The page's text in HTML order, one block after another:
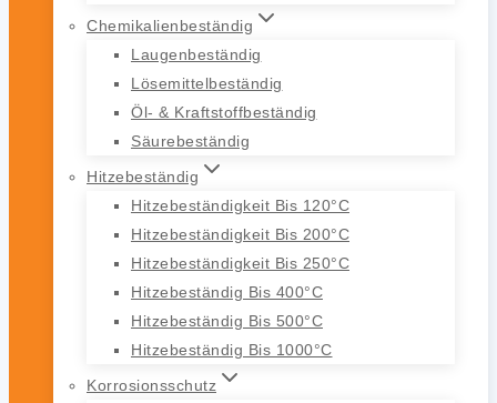
Chemikalienbeständig
Laugenbeständig
Lösemittelbeständig
Öl- & Kraftstoffbeständig
Säurebeständig
Hitzebeständig
Hitzebeständigkeit Bis 120°C
Hitzebeständigkeit Bis 200°C
Hitzebeständigkeit Bis 250°C
Hitzebeständig Bis 400°C
Hitzebeständig Bis 500°C
Hitzebeständig Bis 1000°C
Korrosionsschutz